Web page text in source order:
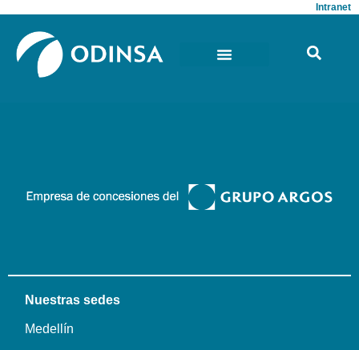
Intranet
Nuestras sedes
Medellín